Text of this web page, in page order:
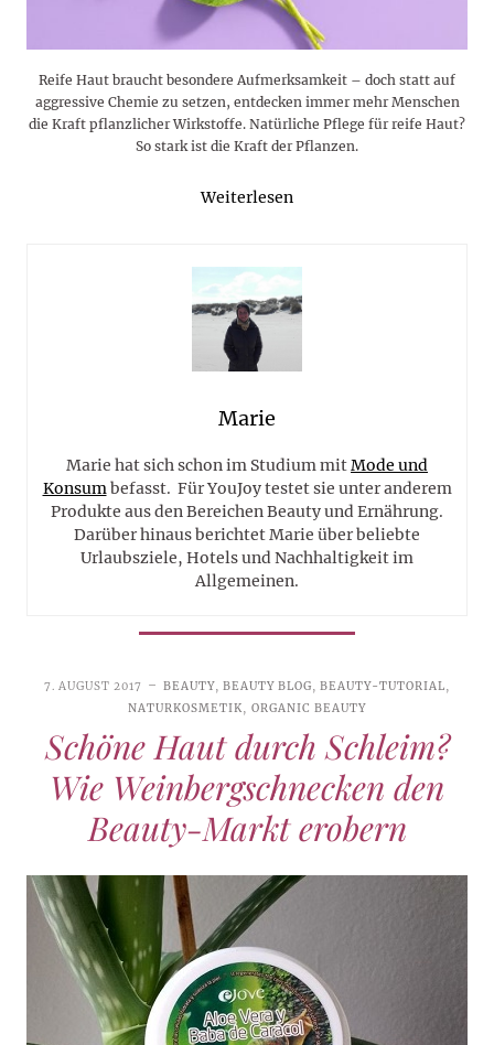
Reife Haut braucht besondere Aufmerksamkeit – doch statt auf
aggressive Chemie zu setzen, entdecken immer mehr Menschen
die Kraft pflanzlicher Wirkstoffe. Natürliche Pflege für reife Haut?
So stark ist die Kraft der Pflanzen.
Weiterlesen
Marie
Marie hat sich schon im Studium mitMode und
Konsumbefasst. Für YouJoy testet sie unter anderem
Produkte aus den Bereichen Beauty und Ernährung.
Darüber hinaus berichtet Marie über beliebte
Urlaubsziele, Hotels und Nachhaltigkeit im
Allgemeinen.
7. AUGUST 2017 BEAUTY, BEAUTY BLOG,BEAUTY-TUTORIAL,
NATURKOSMETIK, ORGANIC BEAUTY
Schöne Haut durch Schleim?
Wie Weinbergschnecken den
Beauty-Markt erobern